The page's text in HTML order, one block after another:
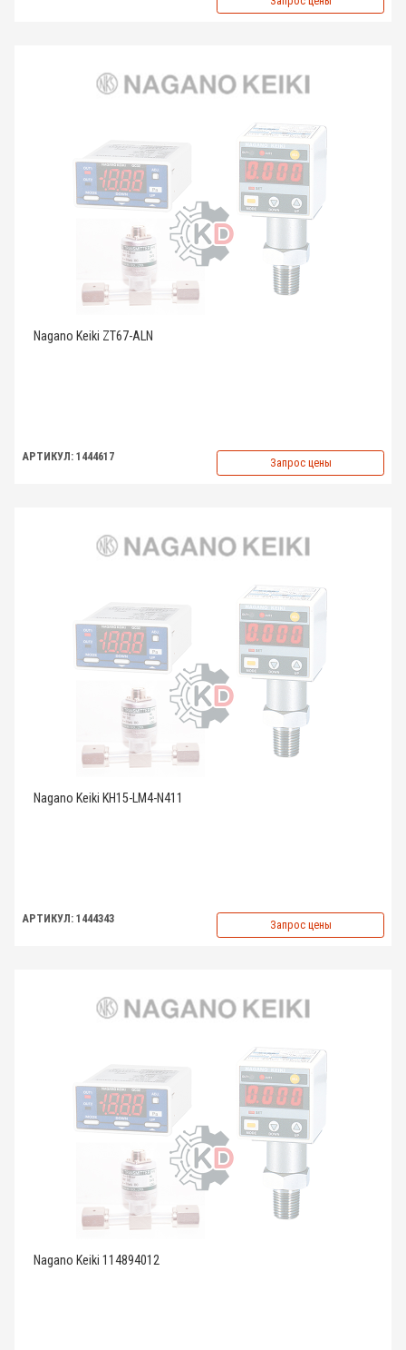
Nagano Keiki ZT67-ALN
АРТИКУЛ: 1444617 Запрос цены
Nagano Keiki KH15-LM4-N411
АРТИКУЛ: 1444343 Запрос цены
Nagano Keiki 114894012